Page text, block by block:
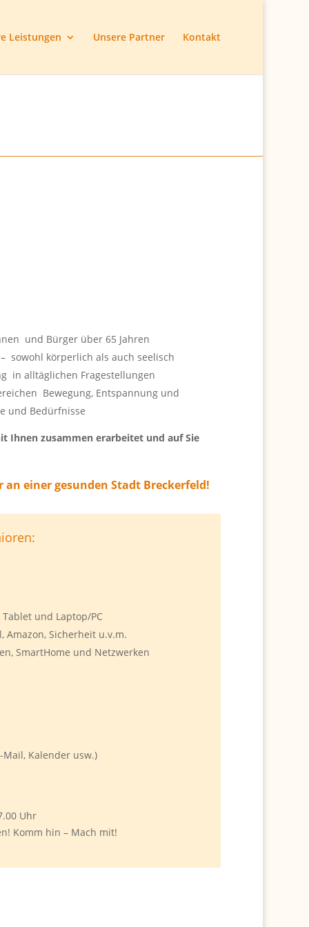
Leistungen Unsere Partner Kontakt
und Bürger über 65 Jahren
sowohl körperlich als auch seelisch
in alltäglichen Fragestellungen
Bewegung, Entspannung und
und Bedürfnisse
Ihnen zusammen erarbeitet und auf Sie
einer gesunden Stadt Breckerfeld!
und Laptop/PC
Amazon, Sicherheit u.v.m.
SmartHome und Netzwerken
Kalender usw.)
Uhr
Komm hin – Mach mit!